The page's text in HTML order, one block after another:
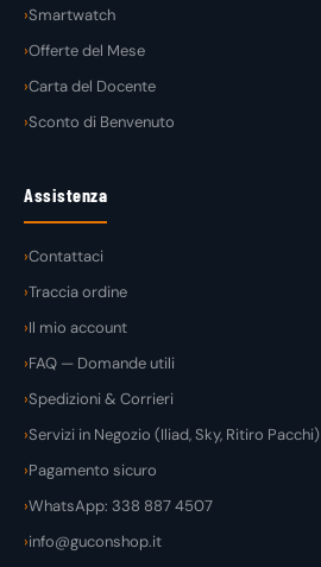
Smartwatch
Offerte del Mese
Carta del Docente
Sconto di Benvenuto
Assistenza
Contattaci
Traccia ordine
Il mio account
FAQ — Domande utili
Spedizioni & Corrieri
Servizi in Negozio (Iliad, Sky, Ritiro Pacchi)
Pagamento sicuro
WhatsApp: 338 887 4507
info@guconshop.it